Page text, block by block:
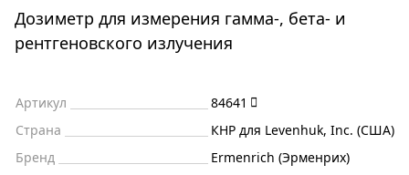
Дозиметр для измерения гамма-, бета- и
рентгеновского излучения
Артикул
84641
Страна
КНР для Levenhuk, Inc. (США)
Бренд
Ermenrich (Эрменрих)